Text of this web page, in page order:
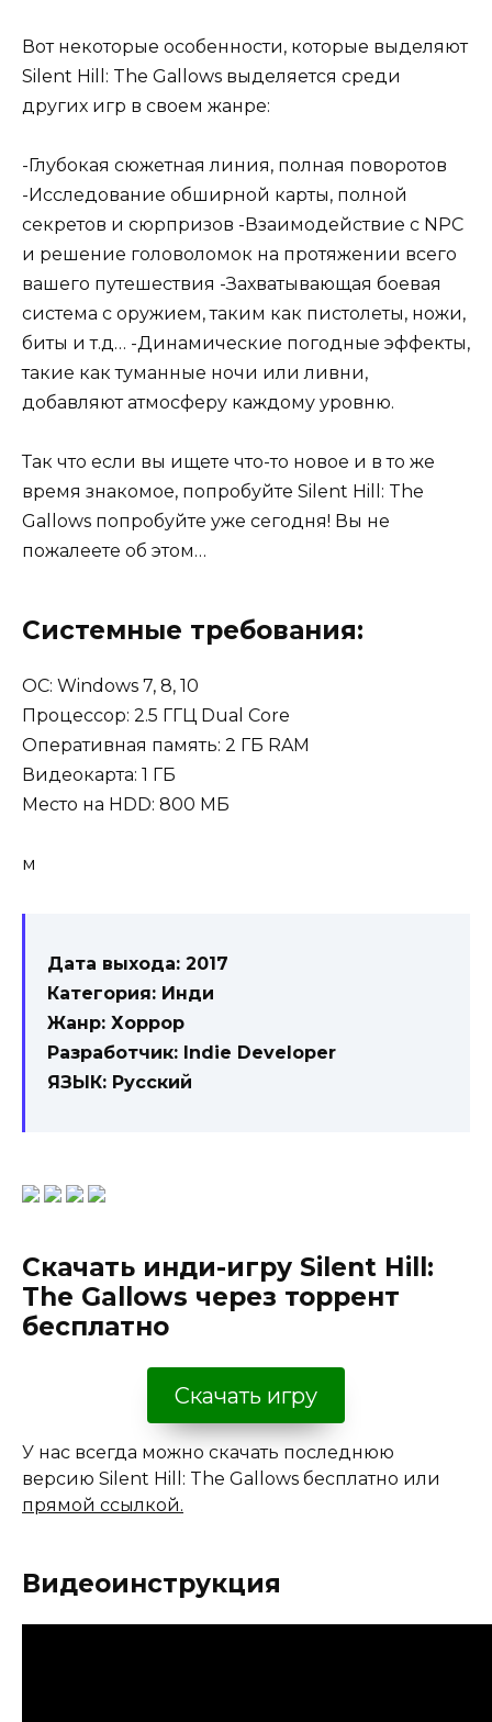
Вот некоторые особенности, которые выделяют
Silent Hill: The Gallows выделяется среди
других игр в своем жанре:
-Глубокая сюжетная линия, полная поворотов
-Исследование обширной карты, полной
секретов и сюрпризов -Взаимодействие с NPC
и решение головоломок на протяжении всего
вашего путешествия -Захватывающая боевая
система с оружием, таким как пистолеты, ножи,
биты и т.д… -Динамические погодные эффекты,
такие как туманные ночи или ливни,
добавляют атмосферу каждому уровню.
Так что если вы ищете что-то новое и в то же
время знакомое, попробуйте Silent Hill: The
Gallows попробуйте уже сегодня! Вы не
пожалеете об этом…
Системные требования:
ОС: Windows 7, 8, 10
Процессор: 2.5 ГГЦ Dual Core
Оперативная память: 2 ГБ RAM
Видеокарта: 1 ГБ
Место на HDD: 800 МБ
м
Дата выхода: 2017
Категория: Инди
Жанр: Хоррор
Разработчик: Indie Developer
ЯЗЫК: Русский
Скачать инди-игру Silent Hill:
The Gallows через торрент
бесплатно
Скачать игру
У нас всегда можно скачать последнюю
версию Silent Hill: The Gallows бесплатно или
прямой ссылкой.
Видеоинструкция